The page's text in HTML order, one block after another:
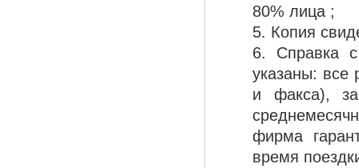
80% лица ;
5. Копия
6. Справка
указаны: все
и факса),
фирма
время